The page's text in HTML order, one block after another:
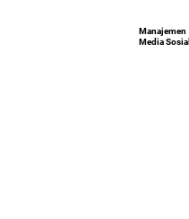
Manajemen
Media Sosial